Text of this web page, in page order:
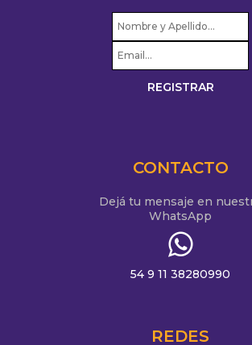
CONTACTO
Dejá tu mensaje en
WhatsApp
54 9 11 38280990
REDES